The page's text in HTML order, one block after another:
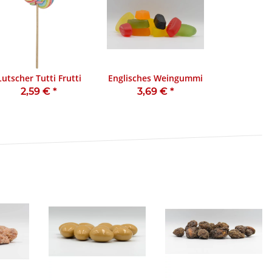
Tutti Frutti
2,59 € *
Englisches Weingummi
3,69 € *